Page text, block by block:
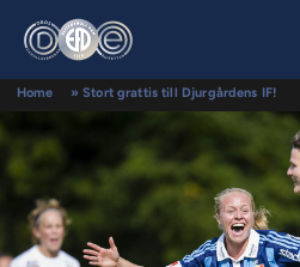
Home »Stort grattis till Djurgårdens IF!